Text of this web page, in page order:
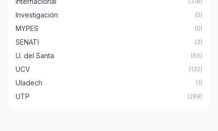
Investigación (5)
MYPES (0)
SENATI (3)
U. del Santa (66)
UCV (132)
Uladech (1)
UTP (289)